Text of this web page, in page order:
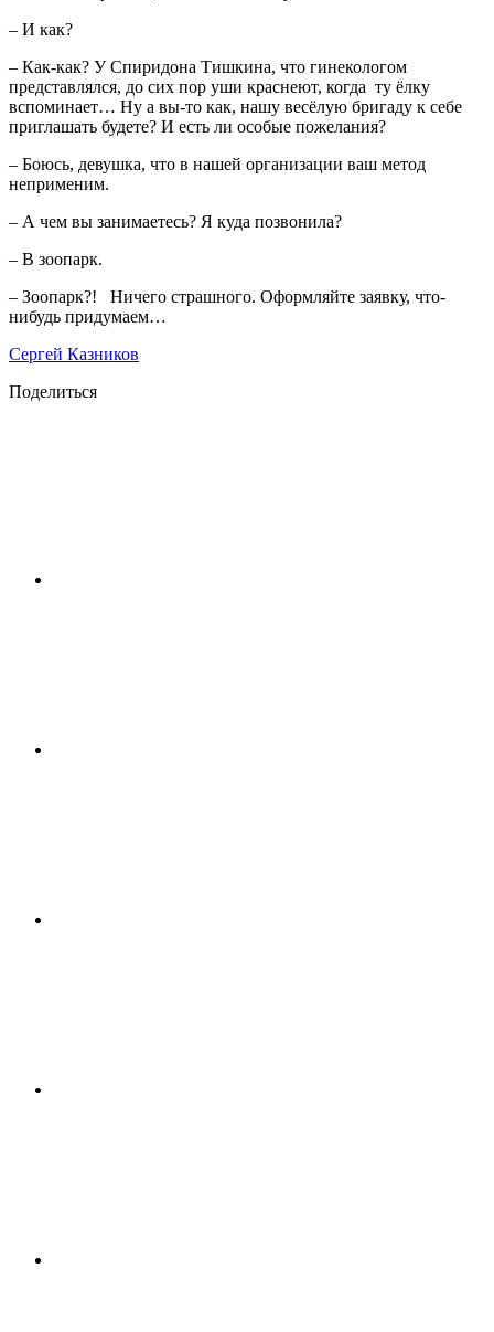
– И как?
– Как-как? У Спиридона Тишкина, что гинекологом
представлялся, до сих пор уши краснеют, когда ту ёлку
вспоминает… Ну а вы-то как, нашу весёлую бригаду к себе
приглашать будете? И есть ли особые пожелания?
– Боюсь, девушка, что в нашей организации ваш метод
неприменим.
– А чем вы занимаетесь? Я куда позвонила?
– В зоопарк.
– Зоопарк?! Ничего страшного. Оформляйте заявку, что-
нибудь придумаем…
Сергей Казников
Поделиться